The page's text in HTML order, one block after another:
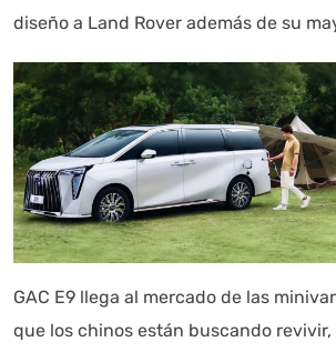
diseño a Land Rover además de su
GAC E9 llega al mercado de las
que los chinos están buscando revivir,